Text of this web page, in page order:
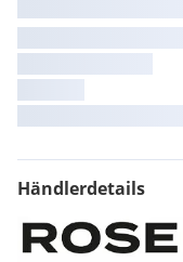
Händlerdetails